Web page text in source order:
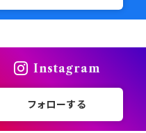
ズ
Instagram
フォローする